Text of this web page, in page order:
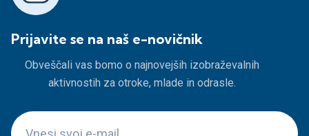
Prijavite se na naš e-novičnik
Obveščali vas bomo o najnovejših izobraževalnih
aktivnostih za otroke, mlade in odrasle.